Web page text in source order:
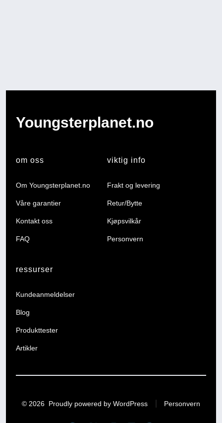
Youngsterplanet.no
om oss
Om Youngsterplanet.no
Våre garantier
Kontakt oss
FAQ
viktig info
Frakt og levering
Retur/Bytte
Kjøpsvilkår
Personvern
ressurser
Kundeanmeldelser
Blog
Produkttester
Artikler
© 2026 Proudly powered by WordPress Personvern